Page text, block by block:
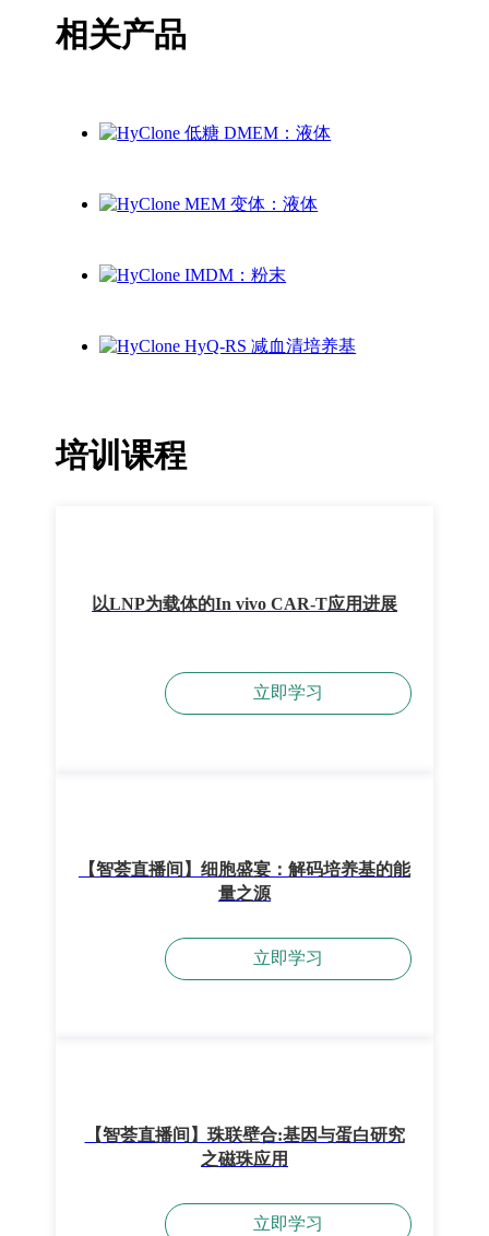
相关产品
培训课程
以LNP为载体的In vivo CAR-T应用进展
立即学习
【智荟直播间】细胞盛宴：解码培养基的能
量之源
立即学习
【智荟直播间】珠联壁合:基因与蛋白研究
之磁珠应用
立即学习